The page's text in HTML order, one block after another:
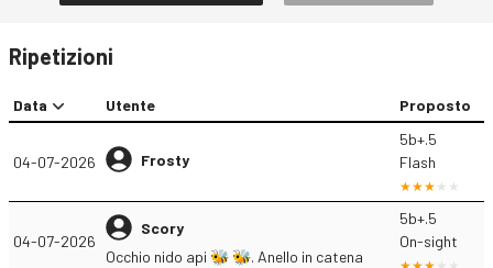
Ripetizioni
Data Utente Proposto
04-07-2026 Frosty
5b+.5
Flash
04-07-2026
Scory
Occhio nido api 🐝 🐝. Anello in catena
5b+.5
On-sight